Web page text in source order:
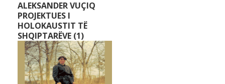
ALEKSANDER VUÇIQ
PROJEKTUES I
HOLOKAUSTIT TË
SHQIPTARËVE (1)